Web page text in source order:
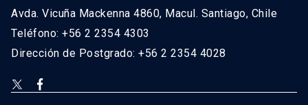
Avda. Vicuña Mackenna 4860, Macul. Santiago, Chile
Teléfono: +56 2 2354 4303
Dirección de Postgrado: +56 2 2354 4028